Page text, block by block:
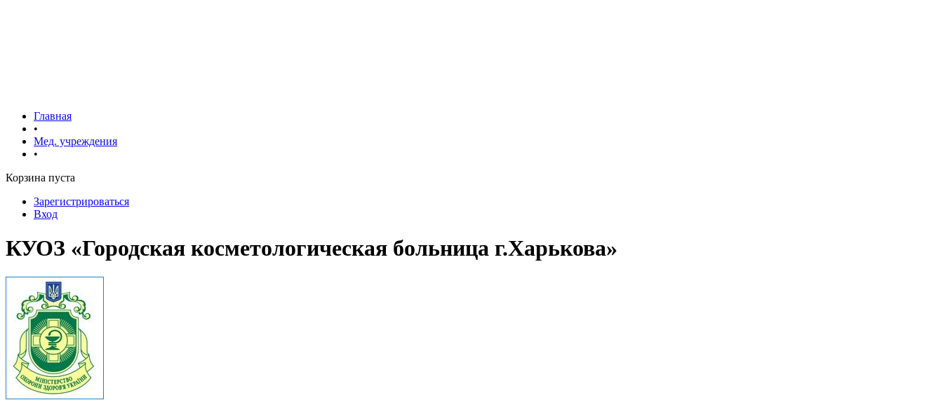
Главная
•
Мед. учреждения
•
Корзина пуста
Зарегистрироваться
Вход
КУОЗ «Городская косметологическая больница г.Харькова»